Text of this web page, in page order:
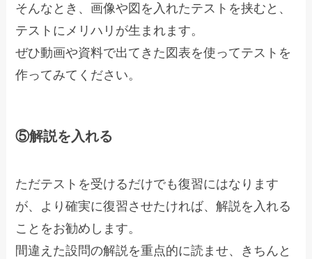
そんなとき、画像や図を入れたテストを挟むと、
テストにメリハリが生まれます。
ぜひ動画や資料で出てきた図表を使ってテストを
作ってみてください。
⑤解説を入れる
ただテストを受けるだけでも復習にはなります
が、より確実に復習させたければ、解説を入れる
ことをお勧めします。
間違えた設問の解説を重点的に読ませ、きちんと